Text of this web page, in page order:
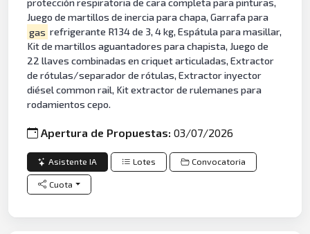
protección respiratoria de cara completa para pinturas,
Juego de martillos de inercia para chapa, Garrafa para
gas refrigerante R134 de 3, 4 kg, Espátula para masillar,
Kit de martillos aguantadores para chapista, Juego de
22 llaves combinadas en criquet articuladas, Extractor
de rótulas/separador de rótulas, Extractor inyector
diésel common rail, Kit extractor de rulemanes para
rodamientos cepo.
Apertura de Propuestas:03/07/2026
Asistente IA Lotes Convocatoria
Cuota